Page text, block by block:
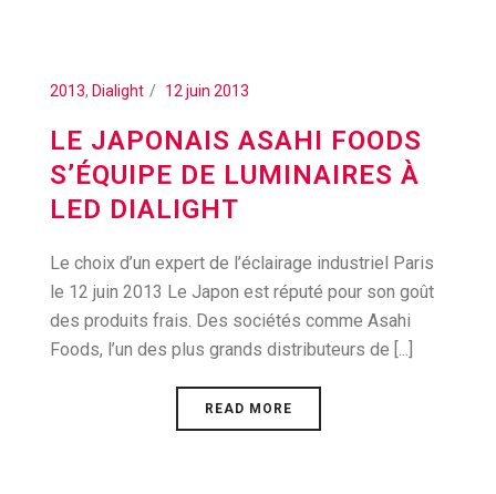
2013, Dialight 12 juin 2013
LE JAPONAIS ASAHI FOODS
S’ÉQUIPE DE LUMINAIRES À
LED DIALIGHT
Le choix d’un expert de l’éclairage industriel Paris
le 12 juin 2013 Le Japon est réputé pour son goût
des produits frais. Des sociétés comme Asahi
Foods, l’un des plus grands distributeurs de [...]
READ MORE